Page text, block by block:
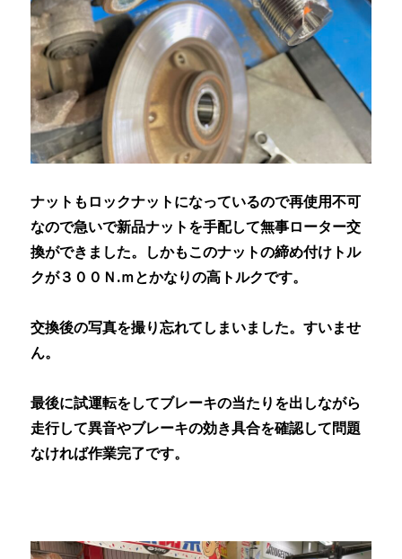
ナットもロックナットになっているので再使用不可
なので急いで新品ナットを手配して無事ローター交
換ができました。しかもこのナットの締め付けトル
クが３００Ｎ.ｍとかなりの高トルクです。
交換後の写真を撮り忘れてしまいました。すいませ
ん。
最後に試運転をしてブレーキの当たりを出しながら
走行して異音やブレーキの効き具合を確認して問題
なければ作業完了です。